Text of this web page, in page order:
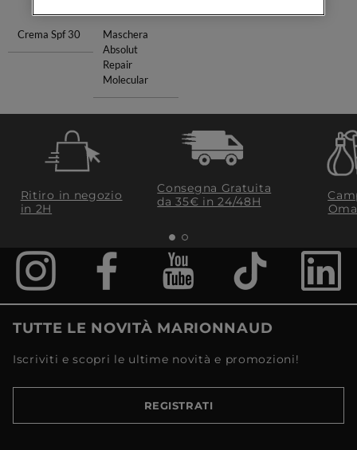
Crema Spf 30
Maschera
Absolut
Repair
Molecular
Ritiro in negozio
in 2H
Consegna Gratuita
da 35€​ in 24/48H
TUTTE LE NOVITÀ MARIONNAUD
Iscriviti e scopri le ultime novità e promozioni!
REGISTRATI